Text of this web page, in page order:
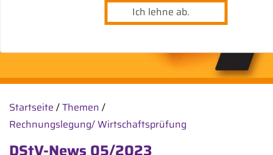
Ich lehne ab.
Startseite /Themen /
Rechnungslegung/ Wirtschaftsprüfung